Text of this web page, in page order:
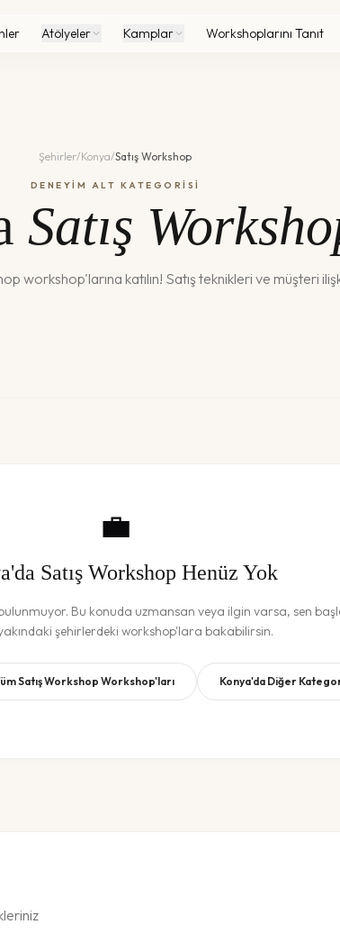
Atölyeler Kamplar Workshoplarını Tanıt
Şehirler/Konya/Satış Workshop
DENEYİM ALT KATEGORİSİ
Satış
workshop'larına katılın! Satış teknikleri ve müşteri
💼
'da Satış Workshop Henüz Yok
Bu konuda uzmansan veya ilgin varsa, sen
şehirlerdeki workshop'lara bakabilirsin.
Satış Workshop Workshop'ları Konya'da Diğer